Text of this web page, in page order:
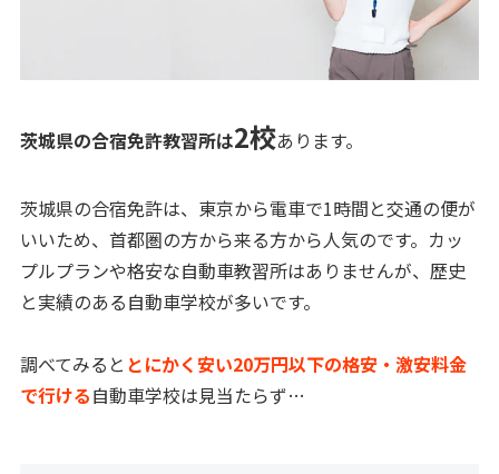
茨城県の合宿免許教習所は2校あります。
茨城県の合宿免許は、東京から電車で1時間と交通の便が
いいため、首都圏の方から来る方から人気のです。カッ
プルプランや格安な自動車教習所はありませんが、歴史
と実績のある自動車学校が多いです。
調べてみると とにかく安い20万円以下の格安・激安料金
で行ける自動車学校は見当たらず…